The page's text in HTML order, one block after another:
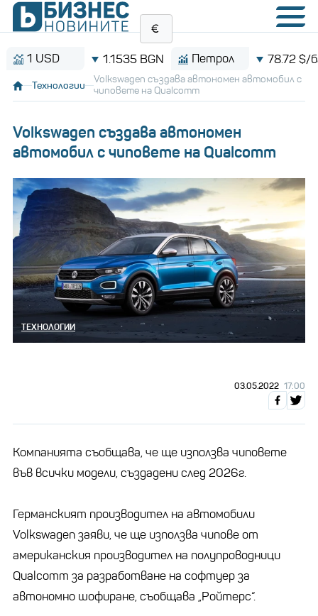
USD 1.1535 BGN Петрол 78.72 $/барел
Технологии
Volkswagen създава автономен автомобил с
чиповете на Qualcomm
Volkswagen създава автономен
автомобил с чиповете на Qualcomm
ТЕХНОЛОГИИ
03.05.2022 17:00
Компанията съобщава, че ще използва чиповете
във всички модели, създадени след 2026г.
Германският производител на автомобили
Volkswagen заяви, че ще използва чипове от
американския производител на полупроводници
Qualcomm за разработване на софтуер за
автономно шофиране, съобщава „Ройтерс“.